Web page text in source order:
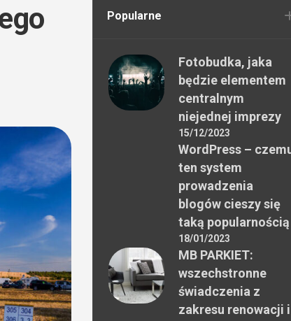
Popularne
Fotobudka, jaka
będzie elementem
centralnym
niejednej imprezy
15/12/2023
WordPress –
ten system
prowadzenia
blogów cieszy się
taką popularnością
18/01/2023
MB PARKIET:
wszechstronne
świadczenia z
zakresu renowacji i